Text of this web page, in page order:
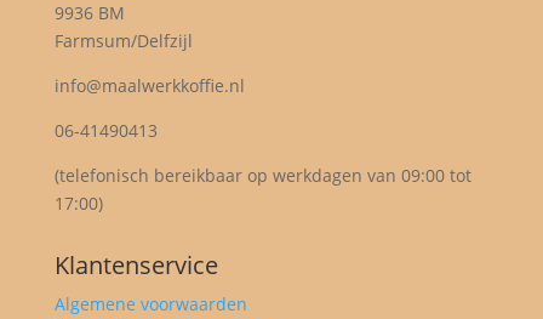
9936 BM
Farmsum/Delfzijl
info@maalwerkkoffie.nl
06-41490413
(telefonisch bereikbaar op werkdagen van 09:00 tot
17:00)
Klantenservice
Algemene voorwaarden